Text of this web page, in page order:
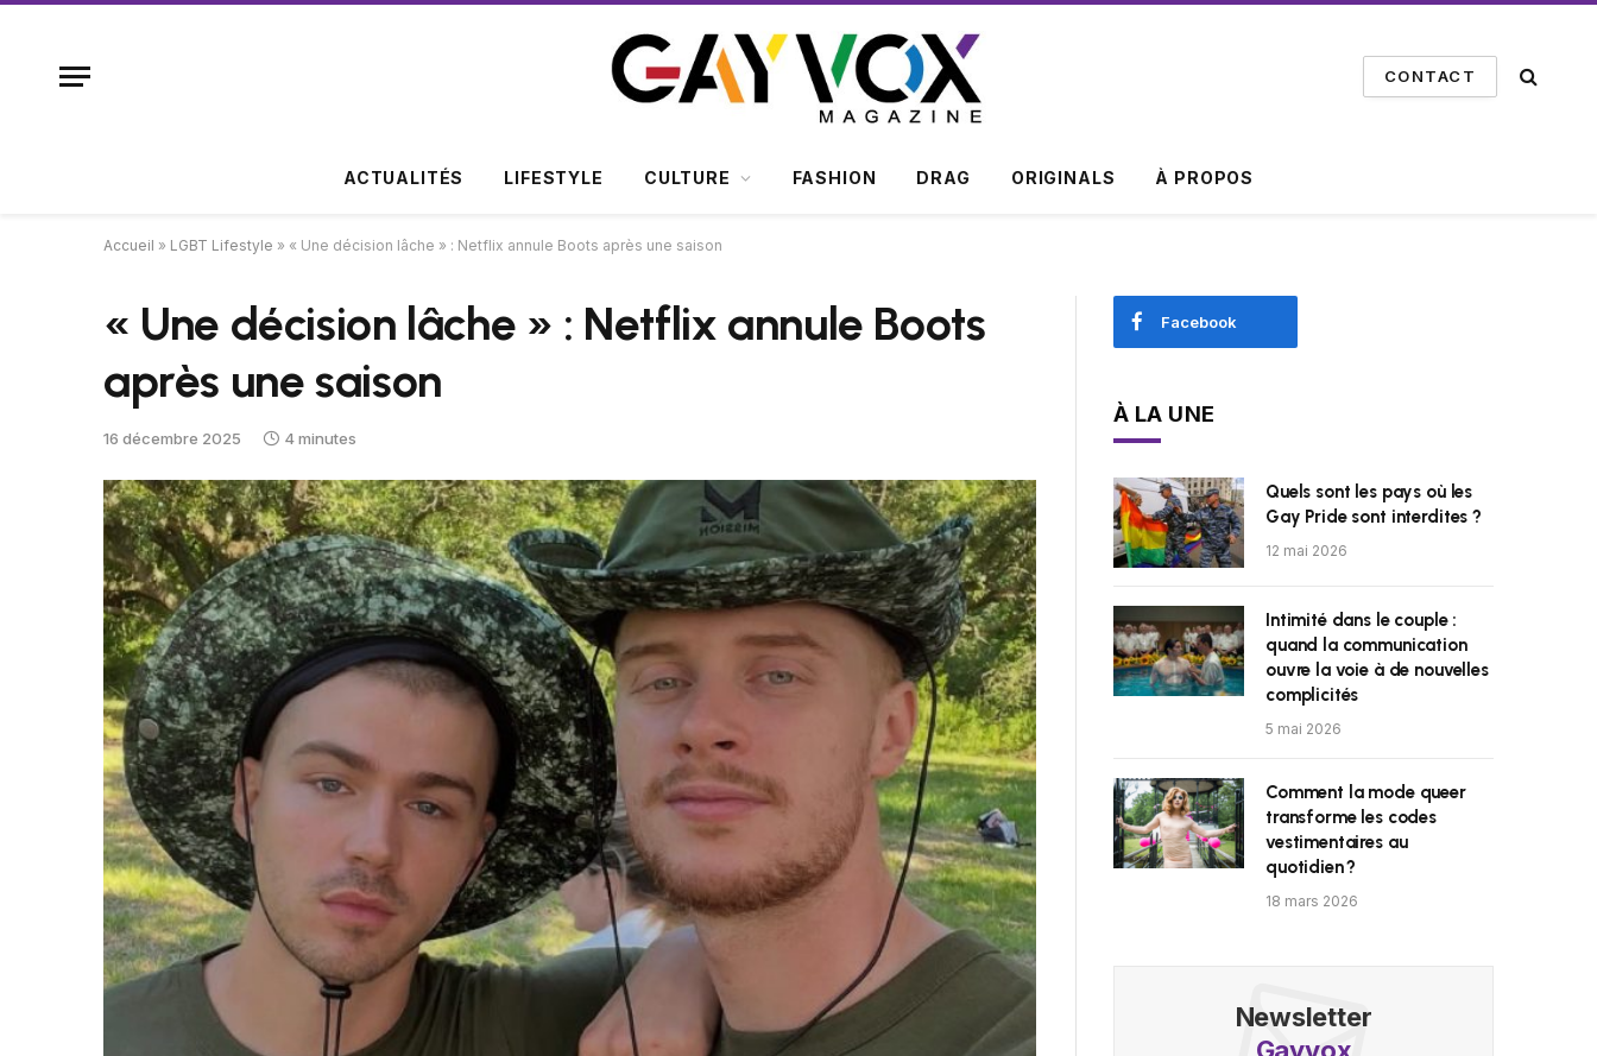
CONTACT
ACTUALITÉS LIFESTYLE CULTURE FASHION DRAG ORIGINALS À PROPOS
Accueil » LGBT Lifestyle » « Une décision lâche » : Netflix annule Boots après une saison
« Une décision lâche » : Netflix annule Boots
après une saison
16 décembre 2025 4 minutes
Facebook
À LA UNE
Quels sont les pays où les
Gay Pride sont interdites ?
12 mai 2026
Intimité dans le couple :
quand la communication
ouvre la voie à de nouvelles
complicités
5 mai 2026
Comment la mode queer
transforme les codes
vestimentaires au
quotidien ?
18 mars 2026
Newsletter